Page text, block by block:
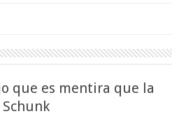
que es mentira que la